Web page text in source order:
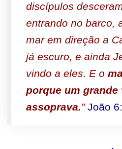
discípulos
entrando no barco,
mar em direção a
já escuro, e ainda
vindo a eles. E o
porque um grande
assoprava.”João